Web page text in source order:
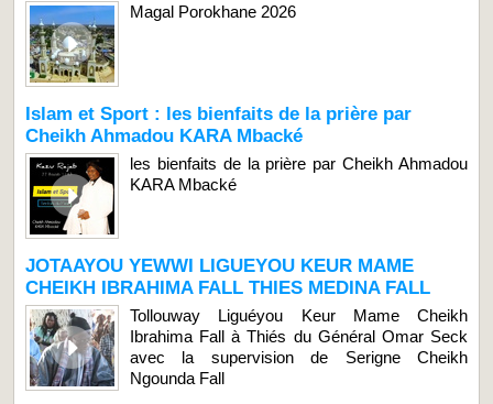
Magal Porokhane 2026
Islam et Sport : les bienfaits de la prière par
Cheikh Ahmadou KARA Mbacké
les bienfaits de la prière par Cheikh Ahmadou
KARA Mbacké
JOTAAYOU YEWWI LIGUEYOU KEUR MAME
CHEIKH IBRAHIMA FALL THIES MEDINA FALL
Tollouway Liguéyou Keur Mame Cheikh
Ibrahima Fall à Thiés du Général Omar Seck
avec la supervision de Serigne Cheikh
Ngounda Fall